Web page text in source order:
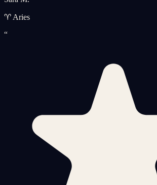
♈ Aries
“